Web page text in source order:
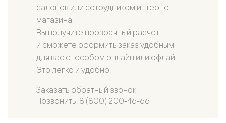
салонов или сотрудником интернет-
магазина.
Вы получите прозрачный расчет
и сможете оформить заказ удобным
для вас способом онлайн или офлайн.
Это легко и удобно.
Заказать обратный звонок
Позвонить: 8 (800) 200-46-66